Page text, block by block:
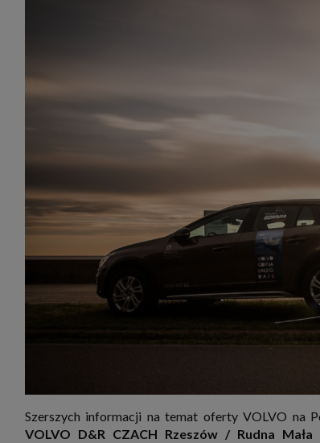
Szerszych informacji na temat oferty VOLVO na
VOLVO D&R CZACH Rzeszów / Rudna